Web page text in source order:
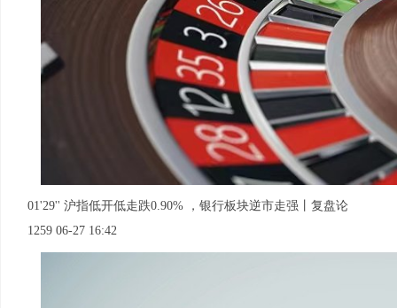
01'29'' 沪指低开低走跌0.90% ，银行板块逆市走强丨复盘论
1259 06-27 16:42